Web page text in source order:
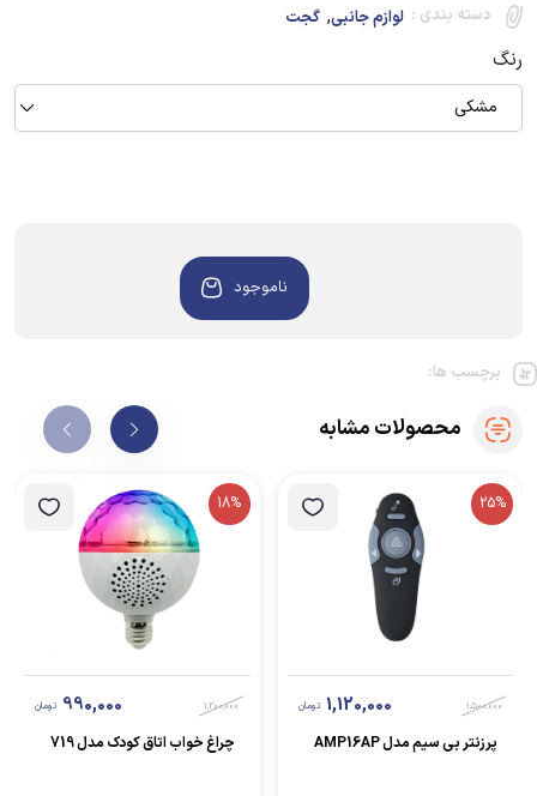
دسته بندی : لوازم جانبی, گجت
رنگ
مشکی
ناموجود
برچسب ها:
محصولات مشابه
25%
1,500,000
1,120,000 تومان
پرزنتر بی سیم مدل AMP16AP
18%
1,200,000
990,000 تومان
چراغ خواب اتاق کودک مدل 719